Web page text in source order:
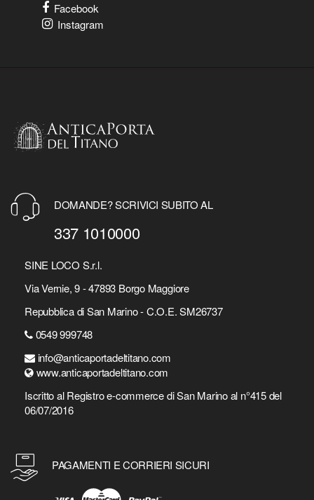
Facebook
Instagram
DOMANDE? SCRIVICI SUBITO AL
337 1010000
SINE LOCO S.r.l.
Via Vernie, 9 - 47893 Borgo Maggiore
Repubblica di San Marino - C.O.E. SM26737
0549 999748
info@anticaportadeltitano.com
www.anticaportadeltitano.com
Iscritto al Registro e-commerce di San Marino al n°415 del
06/07/2016
PAGAMENTI E CORRIERI SICURI